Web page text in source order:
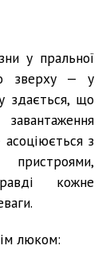
у пральної
зверху — у
здається, що
з
кожне
люком: